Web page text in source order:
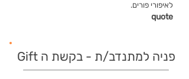
לאיפורי פורים.
quote
פניה למתנדב/ת - בקשת ה Gift